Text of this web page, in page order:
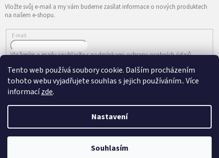
Tento web používá soubory cookie. Dalším procházením
tohoto webu vyjadřujete souhlas s jejich používáním.. Více
informacízde.
Nastavení
Souhlasím
Vložte svůj e-mail a my vám budeme zasílat informace o nových produktech
na našem e-shopu.
E-mail
Vložením e-mailu souhlasíte spodmínkami ochrany osobních údajů
PŘIHLÁSIT SE
vyhrazena.